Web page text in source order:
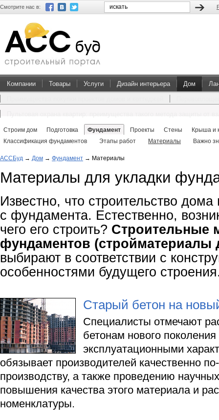
Смотрите нас в:
Компании Товары Услуги Дизайн интерьера Дом
Строим дом Подготовка Фундамент Проекты Стены
Крыша и
Классификация фундаментов
Этапы работ Материалы Важно
АССБуд → Дом → Фундамент → Материалы
Материалы для укладки
Известно, что строительство дома
с фундамента. Естественно,
чего его строить? Строительные
фундаментов (стройматериалы
выбирают в соответствии с
особенностями будущего
Старый бетон на
Специалисты отмечают
бетонам нового
эксплуатационными
обязывает производителей качественно
производству, а также проведению
повышения качества этого материала и
номенклатуры.